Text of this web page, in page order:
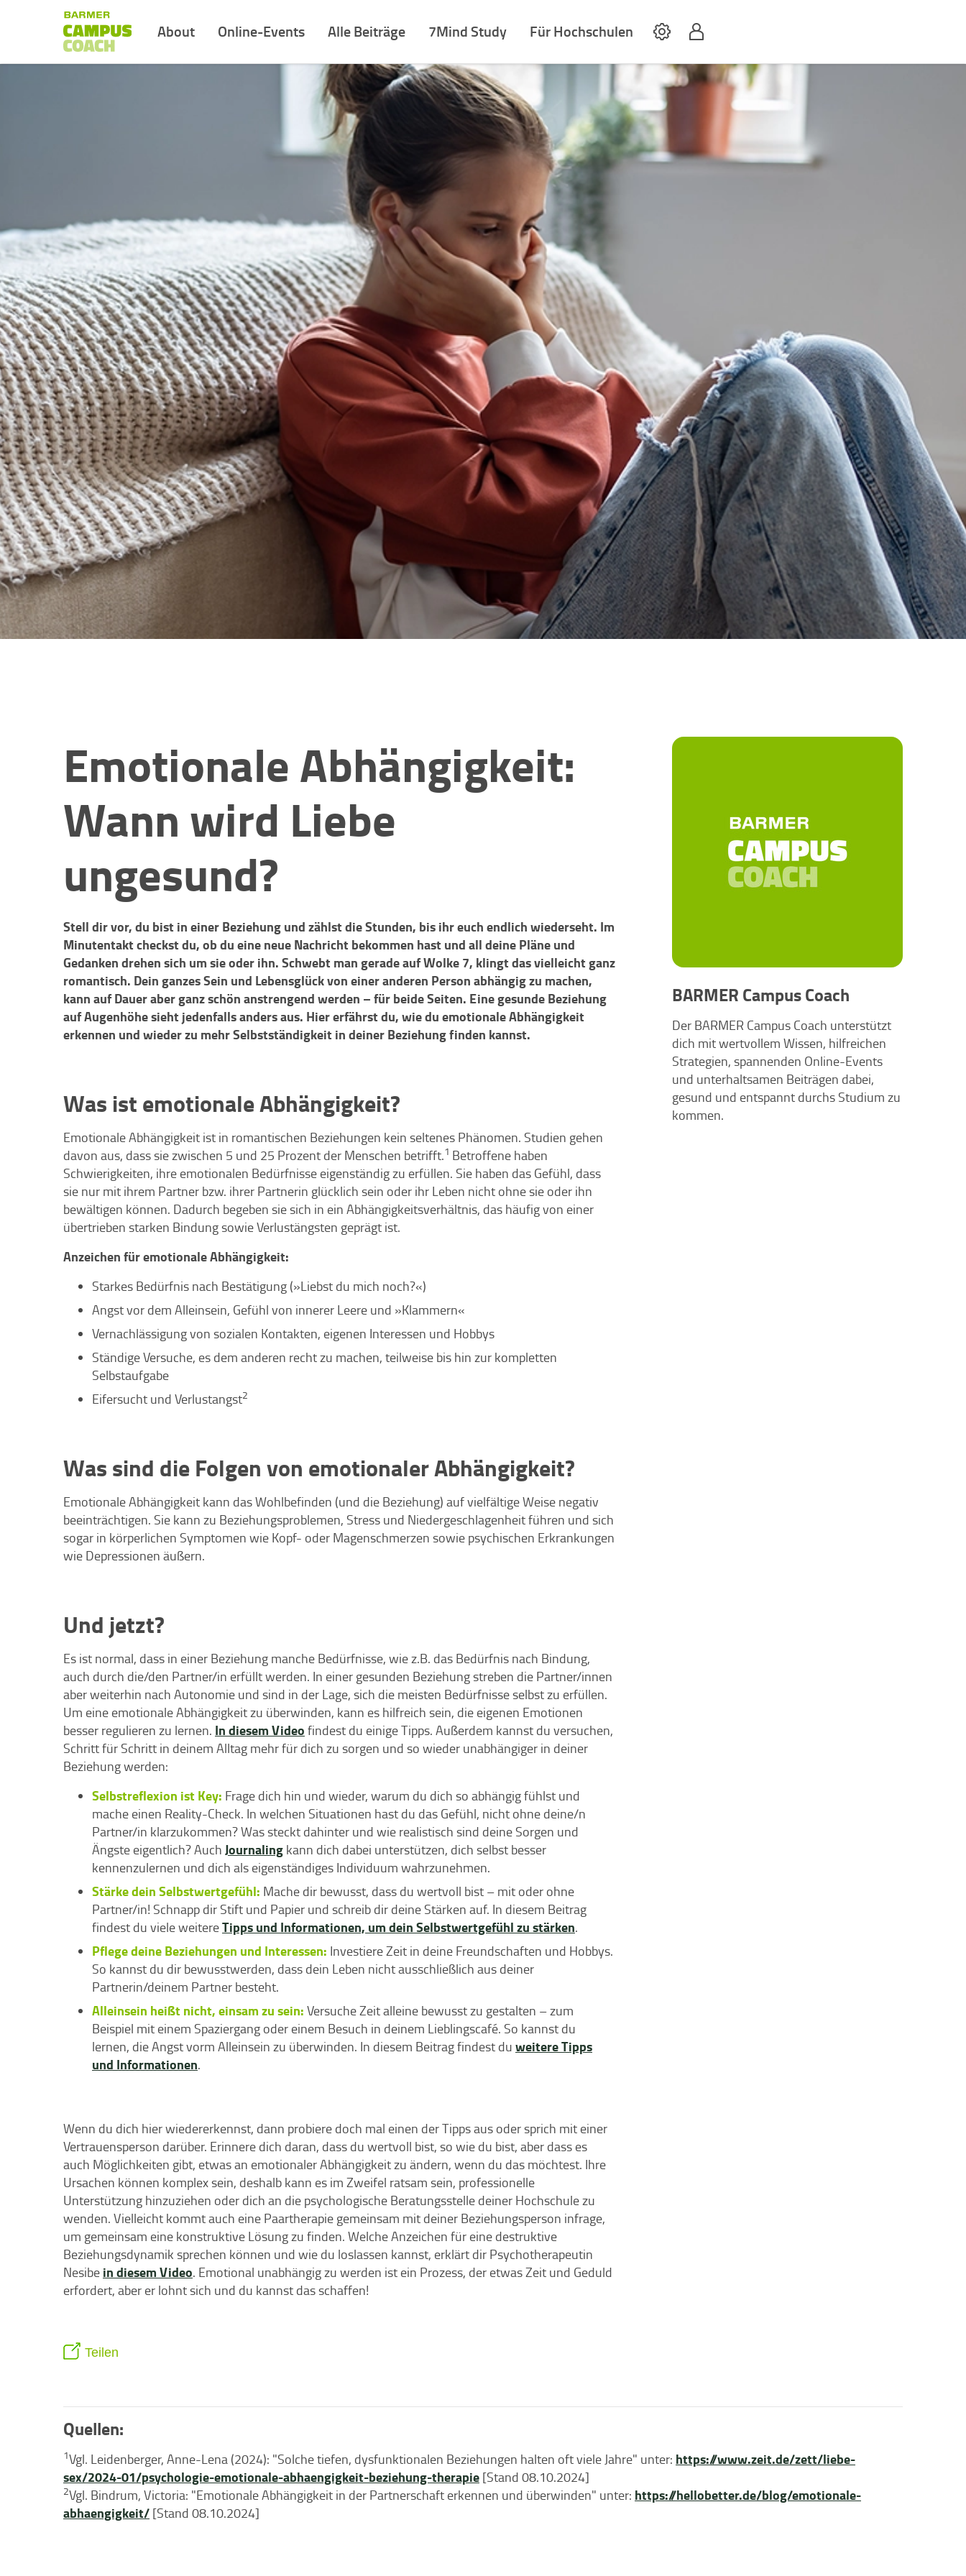
About Online-Events Alle Beiträge 7Mind Study Für Hochschulen SettingsProfil
Emotionale Abhängigkeit:
Wann wird Liebe
ungesund?
Stell dir vor, du bist in einer Beziehung und zählst die Stunden, bis ihr euch endlich wiederseht. Im
Minutentakt checkst du, ob du eine neue Nachricht bekommen hast und all deine Pläne und
Gedanken drehen sich um sie oder ihn. Schwebt man gerade auf Wolke 7, klingt das vielleicht ganz
romantisch. Dein ganzes Sein und Lebensglück von einer anderen Person abhängig zu machen,
kann auf Dauer aber ganz schön anstrengend werden – für beide Seiten. Eine gesunde Beziehung
auf Augenhöhe sieht jedenfalls anders aus. Hier erfährst du, wie du emotionale Abhängigkeit
erkennen und wieder zu mehr Selbstständigkeit in deiner Beziehung finden kannst.
Was ist emotionale Abhängigkeit?
Emotionale Abhängigkeit ist in romantischen Beziehungen kein seltenes Phänomen. Studien gehen
davon aus, dass sie zwischen 5 und 25 Prozent der Menschen betrifft.1 Betroffene haben
Schwierigkeiten, ihre emotionalen Bedürfnisse eigenständig zu erfüllen. Sie haben das Gefühl, dass
sie nur mit ihrem Partner bzw. ihrer Partnerin glücklich sein oder ihr Leben nicht ohne sie oder ihn
bewältigen können. Dadurch begeben sie sich in ein Abhängigkeitsverhältnis, das häufig von einer
übertrieben starken Bindung sowie Verlustängsten geprägt ist.
Anzeichen für emotionale Abhängigkeit:
Starkes Bedürfnis nach Bestätigung (»Liebst du mich noch?«)
Angst vor dem Alleinsein, Gefühl von innerer Leere und »Klammern«
Vernachlässigung von sozialen Kontakten, eigenen Interessen und Hobbys
Ständige Versuche, es dem anderen recht zu machen, teilweise bis hin zur kompletten
Selbstaufgabe
Eifersucht und Verlustangst2
Was sind die Folgen von emotionaler Abhängigkeit?
Emotionale Abhängigkeit kann das Wohlbefinden (und die Beziehung) auf vielfältige Weise negativ
beeinträchtigen. Sie kann zu Beziehungsproblemen, Stress und Niedergeschlagenheit führen und sich
sogar in körperlichen Symptomen wie Kopf- oder Magenschmerzen sowie psychischen Erkrankungen
wie Depressionen äußern.
Und jetzt?
Es ist normal, dass in einer Beziehung manche Bedürfnisse, wie z.B. das Bedürfnis nach Bindung,
auch durch die/den Partner/in erfüllt werden. In einer gesunden Beziehung streben die Partner/innen
aber weiterhin nach Autonomie und sind in der Lage, sich die meisten Bedürfnisse selbst zu erfüllen.
Um eine emotionale Abhängigkeit zu überwinden, kann es hilfreich sein, die eigenen Emotionen
besser regulieren zu lernen. In diesem Video findest du einige Tipps. Außerdem kannst du versuchen,
Schritt für Schritt in deinem Alltag mehr für dich zu sorgen und so wieder unabhängiger in deiner
Beziehung werden:
Selbstreflexion ist Key: Frage dich hin und wieder, warum du dich so abhängig fühlst und
mache einen Reality-Check. In welchen Situationen hast du das Gefühl, nicht ohne deine/n
Partner/in klarzukommen? Was steckt dahinter und wie realistisch sind deine Sorgen und
Ängste eigentlich? Auch Journaling kann dich dabei unterstützen, dich selbst besser
kennenzulernen und dich als eigenständiges Individuum wahrzunehmen.
Stärke dein Selbstwertgefühl: Mache dir bewusst, dass du wertvoll bist – mit oder ohne
Partner/in! Schnapp dir Stift und Papier und schreib dir deine Stärken auf. In diesem Beitrag
findest du viele weitereTipps und Informationen, um dein Selbstwertgefühl zu stärken.
Pflege deine Beziehungen und Interessen: Investiere Zeit in deine Freundschaften und Hobbys.
So kannst du dir bewusstwerden, dass dein Leben nicht ausschließlich aus deiner
Partnerin/deinem Partner besteht.
Alleinsein heißt nicht, einsam zu sein: Versuche Zeit alleine bewusst zu gestalten – zum
Beispiel mit einem Spaziergang oder einem Besuch in deinem Lieblingscafé. So kannst du
lernen, die Angst vorm Alleinsein zu überwinden. In diesem Beitrag findest du weitere Tipps
und Informationen.
Wenn du dich hier wiedererkennst, dann probiere doch mal einen der Tipps aus oder sprich mit einer
Vertrauensperson darüber. Erinnere dich daran, dass du wertvoll bist, so wie du bist, aber dass es
auch Möglichkeiten gibt, etwas an emotionaler Abhängigkeit zu ändern, wenn du das möchtest. Ihre
Ursachen können komplex sein, deshalb kann es im Zweifel ratsam sein, professionelle
Unterstützung hinzuziehen oder dich an die psychologische Beratungsstelle deiner Hochschule zu
wenden. Vielleicht kommt auch eine Paartherapie gemeinsam mit deiner Beziehungsperson infrage,
um gemeinsam eine konstruktive Lösung zu finden. Welche Anzeichen für eine destruktive
Beziehungsdynamik sprechen können und wie du loslassen kannst, erklärt dir Psychotherapeutin
Nesibe in diesem Video. Emotional unabhängig zu werden ist ein Prozess, der etwas Zeit und Geduld
erfordert, aber er lohnt sich und du kannst das schaffen!
BARMER Campus Coach
Der BARMER Campus Coach unterstützt
dich mit wertvollem Wissen, hilfreichen
Strategien, spannenden Online-Events
und unterhaltsamen Beiträgen dabei,
gesund und entspannt durchs Studium zu
kommen.
Teilen
Quellen:
1Vgl. Leidenberger, Anne-Lena (2024): "Solche tiefen, dysfunktionalen Beziehungen halten oft viele Jahre" unter: https://www.zeit.de/zett/liebe-
sex/2024-01/psychologie-emotionale-abhaengigkeit-beziehung-therapie [Stand 08.10.2024]
2Vgl. Bindrum, Victoria: "Emotionale Abhängigkeit in der Partnerschaft erkennen und überwinden" unter: https://hellobetter.de/blog/emotionale-
abhaengigkeit/ [Stand 08.10.2024]